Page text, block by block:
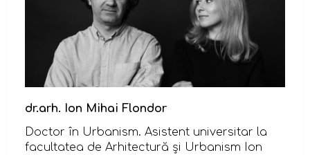
dr.arh. Ion Mihai Flondor
Doctor în Urbanism. Asistent universitar la
facultatea de Arhitectură și Urbanism Ion